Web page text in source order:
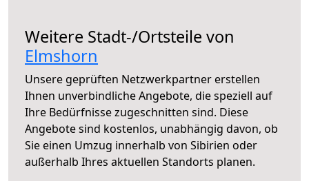
Weitere Stadt-/Ortsteile von
Elmshorn
Unsere geprüften Netzwerkpartner erstellen
Ihnen unverbindliche Angebote, die speziell auf
Ihre Bedürfnisse zugeschnitten sind. Diese
Angebote sind kostenlos, unabhängig davon, ob
Sie einen Umzug innerhalb von Sibirien oder
außerhalb Ihres aktuellen Standorts planen.